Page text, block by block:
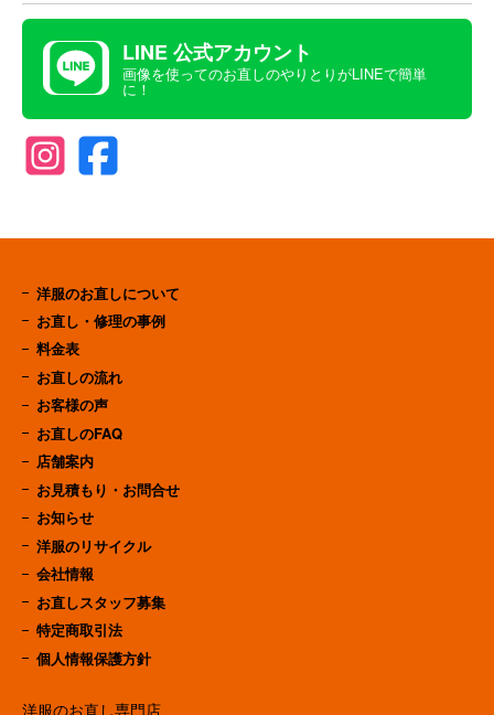
LINE 公式アカウント
画像を使ってのお直しのやりとりがLINEで簡単
に！
洋服のお直し専門店
洋服のお直しについて
お直し・修理の事例
料金表
お直しの流れ
お客様の声
お直しのFAQ
店舗案内
お見積もり・お問合せ
お知らせ
洋服のリサイクル
会社情報
お直しスタッフ募集
特定商取引法
個人情報保護方針